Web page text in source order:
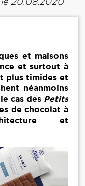
et maisons
et surtout à
plus timides et
néanmoins
cas des Petits
de chocolat à
et